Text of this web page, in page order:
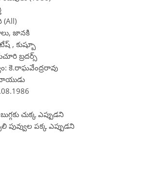
జానకి
, కుష్బూ
బ్రదర్స్
కె.రాఘవేంద్రరావు
చుక్క ఎప్పుడని
పువ్వుల పక్క ఎప్పుడని